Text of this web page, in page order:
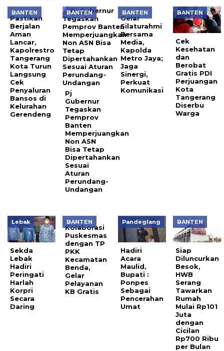
BANTEN
Pastikan
Berjalan
Aman
Lancar,
Kapolrestro
Tangerang
Kota Turun
Langsung
Cek
Penyaluran
Bansos di
Kelurahan
Gerendeng
BANTEN
Pj
Gubernur
Tegaskan
Pemprov
Banten
Memperjuangkan
Non ASN
Bisa Tetap
Dipertahankan
Sesuai
Aturan
Perundang-
Undangan
BANTEN
Gelar
Silaturahmi
Bersama
Media,
Kapolda
Metro Jaya;
Jaga
Sinergi,
Perkuat
Komunikasi
BANTEN
Cek
Kesehatan
dan
Berobat
Gratis PDI
Perjuangan
Kota
Tangerang
Diserbu
Warga
Lebak
Sekda
Lebak
Hadiri
Peringati
Harlah
Korpri
Secara
Daring
BANTEN
Kolaborasi
Puskesmas
dengan TP
PKK
Kecamatan
Benda,
Gelar
Pelayanan
KB Gratis
Pandeglang
Hadiri
Acara
Maulid,
Bupati :
Ponpes
Sebagai
Pencerahan
Umat
BANTEN
Siap
Diluncurkan
Besok,
HWB
Serang
Tawarkan
Rumah
Mulai Rp101
Juta
dengan
Cicilan
Rp700 Ribu
per Bulan